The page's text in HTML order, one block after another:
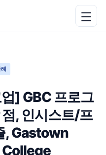
] GBC 프로그
, 인시스트/프
, Gastown